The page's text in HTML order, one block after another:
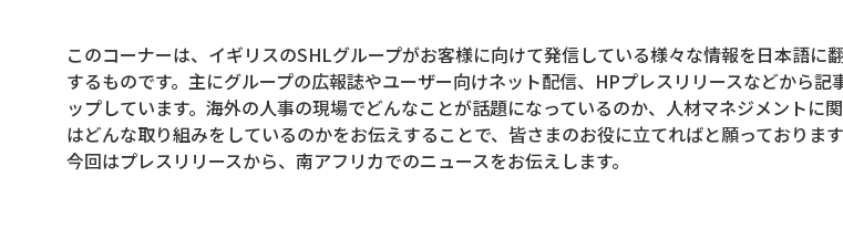
このコーナーは、イギリスのSHLグループがお客様に向けて発信している様々な情報を日本語に
するものです。主にグループの広報誌やユーザー向けネット配信、HPプレスリリースなどから記
ップしています。海外の人事の現場でどんなことが話題になっているのか、人材マネジメントに
はどんな取り組みをしているのかをお伝えすることで、皆さまのお役に立てればと願っております
今回はプレスリリースから、南アフリカでのニュースをお伝えします。